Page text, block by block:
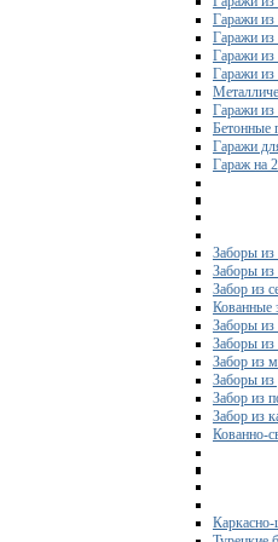
Гаражи из
Гаражи из
Гаражи
Гаражи из
Гаражи
Бетонные
Гаражи
Гараж на
Заборы из
Заборы из
Забор из
Кованные
Заборы из
Заборы из
Забор из
Заборы из
Забор из
Забор из
Кованно-